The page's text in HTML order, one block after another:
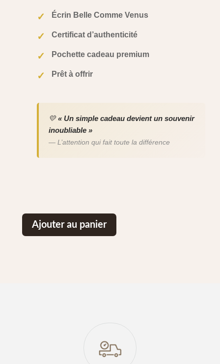
✓ Écrin Belle Comme Venus
✓ Certificat d’authenticité
✓ Pochette cadeau premium
✓ Prêt à offrir
💛« Un simple cadeau devient un souvenir
inoubliable »
— L’attention qui fait toute la différence
Ajouter au panier